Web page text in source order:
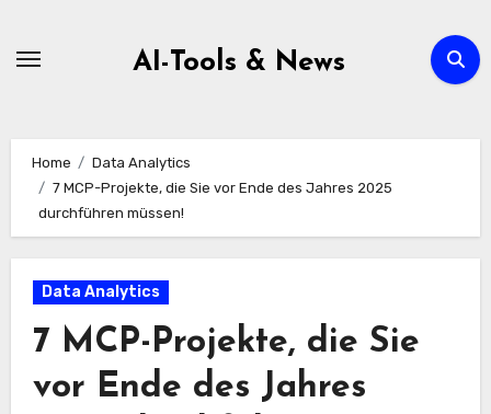
AI-Tools & News
Home
Data Analytics
7 MCP-Projekte, die Sie vor Ende des Jahres 2025
durchführen müssen!
Data Analytics
7 MCP-Projekte, die Sie
vor Ende des Jahres